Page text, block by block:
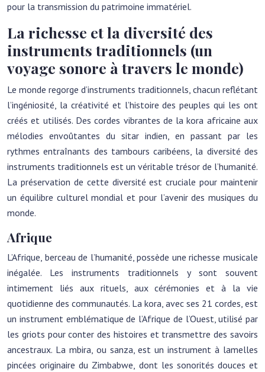
pour la transmission du patrimoine immatériel.
La richesse et la diversité des
instruments traditionnels (un
voyage sonore à travers le monde)
Le monde regorge d’instruments traditionnels, chacun reflétant
l’ingéniosité, la créativité et l’histoire des peuples qui les ont
créés et utilisés. Des cordes vibrantes de la kora africaine aux
mélodies envoûtantes du sitar indien, en passant par les
rythmes entraînants des tambours caribéens, la diversité des
instruments traditionnels est un véritable trésor de l’humanité.
La préservation de cette diversité est cruciale pour maintenir
un équilibre culturel mondial et pour l’avenir des musiques du
monde.
Afrique
L’Afrique, berceau de l’humanité, possède une richesse musicale
inégalée. Les instruments traditionnels y sont souvent
intimement liés aux rituels, aux cérémonies et à la vie
quotidienne des communautés. La kora, avec ses 21 cordes, est
un instrument emblématique de l’Afrique de l’Ouest, utilisé par
les griots pour conter des histoires et transmettre des savoirs
ancestraux. La mbira, ou sanza, est un instrument à lamelles
pincées originaire du Zimbabwe, dont les sonorités douces et